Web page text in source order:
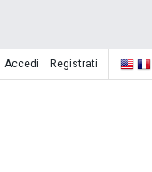
Accedi Registrati